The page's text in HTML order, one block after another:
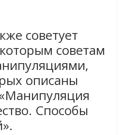
советует
советам
описаны
Способы